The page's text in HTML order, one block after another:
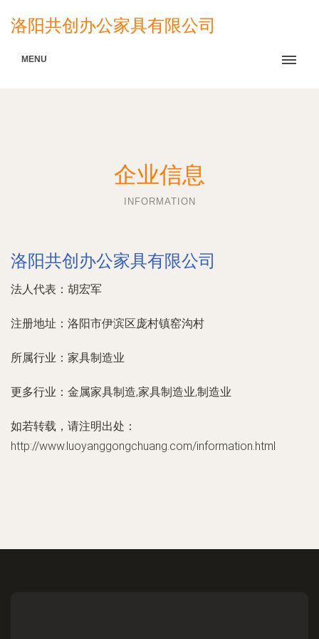
洛阳共创办公家具有限公司
MENU
企业信息
INFORMATION
洛阳共创办公家具有限公司
法人代表： 胡宏军
注册地址： 洛阳市伊滨区庞村镇窑沟村
所属行业： 家具制造业
更多行业： 金属家具制造,家具制造业,制造业
如若转载，请注明出处：
http://www.luoyanggongchuang.com/information.html